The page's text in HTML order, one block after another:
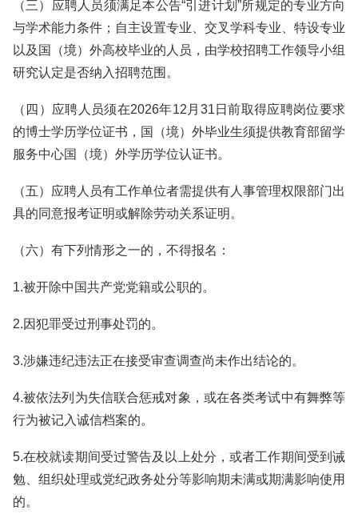
（三）应聘人员须满足本公告“引进计划”所规定的专业方向
与学术能力条件；自主设置专业、交叉学科专业、特设专业
以及国（境）外高校毕业的人员，由学校招聘工作领导小组
研究认定是否纳入招聘范围。
（四）应聘人员须在2026年12月31日前取得应聘岗位要求
的博士学历学位证书，国（境）外毕业生须提供教育部留学
服务中心国（境）外学历学位认证书。
（五）应聘人员有工作单位者需提供有人事管理权限部门出
具的同意报考证明或解除劳动关系证明。
（六）有下列情形之一的，不得报名：
1.被开除中国共产党党籍或公职的。
2.因犯罪受过刑事处罚的。
3.涉嫌违纪违法正在接受审查调查尚未作出结论的。
4.被依法列为失信联合惩戒对象，或在各类考试中有舞弊等
行为被记入诚信档案的。
5.在校就读期间受过警告及以上处分，或者工作期间受到诫
勉、组织处理或党纪政务处分等影响期未满或期满影响使用
的。